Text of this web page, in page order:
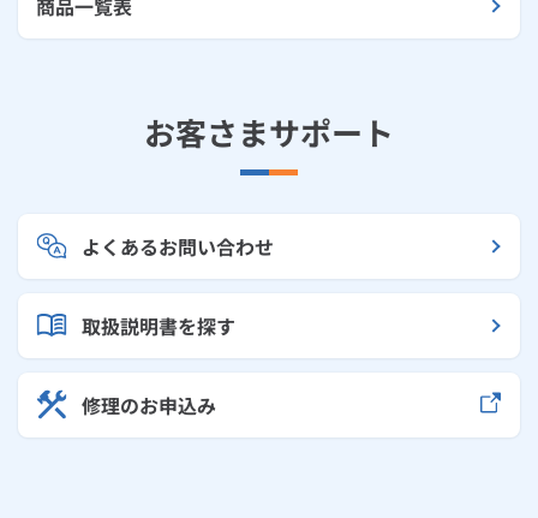
お客さまサポート
よくあるお問い合わせ
取扱説明書を探す
修理のお申込み